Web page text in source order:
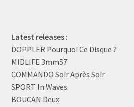
Latest releases :
DOPPLER Pourquoi Ce Disque ?
MIDLIFE 3mm57
COMMANDO Soir Après Soir
SPORT In Waves
BOUCAN Deux